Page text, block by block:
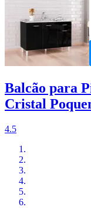
Balcão para
Cristal
4.5